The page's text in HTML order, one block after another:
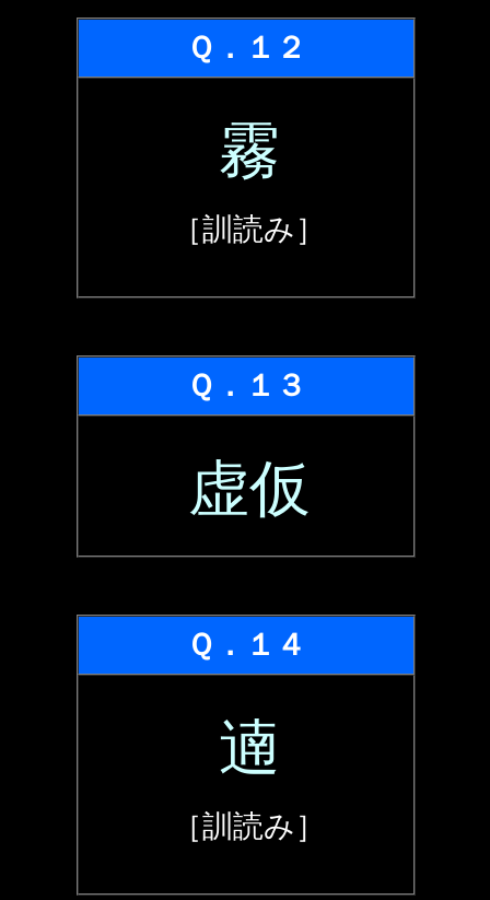
Ｑ．１２
霧
［訓読み］
Ｑ．１３
虚仮
Ｑ．１４
遖
［訓読み］